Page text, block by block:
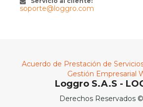
soporte@loggro.com
Acuerdo de Prestación de
Gestión Empresarial
Loggro S.A.S -
Derechos Reservados